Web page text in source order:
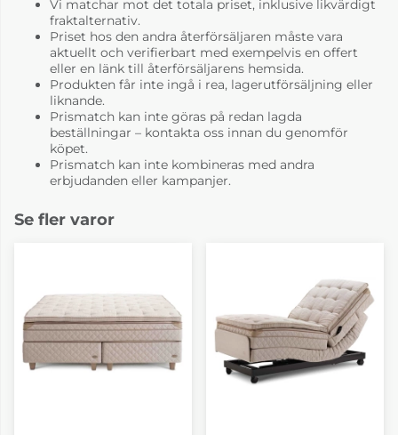
Vi matchar mot det totala priset, inklusive likvärdigt
fraktalternativ.
Priset hos den andra återförsäljaren måste vara
aktuellt och verifierbart med exempelvis en offert
eller en länk till återförsäljarens hemsida.
Produkten får inte ingå i rea, lagerutförsäljning eller
liknande.
Prismatch kan inte göras på redan lagda
beställningar – kontakta oss innan du genomför
köpet.
Prismatch kan inte kombineras med andra
erbjudanden eller kampanjer.
Se fler varor